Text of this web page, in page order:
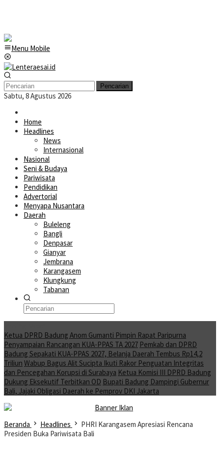
Menu Mobile
Pencarian
Sabtu, 8 Agustus 2026
Home
Headlines
News
Internasional
Nasional
Seni & Budaya
Pariwisata
Pendidikan
Advertorial
Menyapa Nusantara
Daerah
Buleleng
Bangli
Denpasar
Gianyar
Jembrana
Karangasem
Klungkung
Tabanan
Ketua DPRD Badung Anom Gumanti Pimpin Rapat Paripurna
Penyampaian Rancangan KUA-PPAS TA 2027 Pemkab dan DPRD
Badung Sepakati KUA-PPAS 2027, Belanja Daerah Tembus Rp14,2
Triliun Wabup Bagus Alit Sucipta Ikuti Rakor Penguatan Integritas
dan Pencegahan Korupsi di Surabaya Ketua Komisi III DPRD Badung
Dukung Eksekutif Terbitkan OD Bupati Badung Dampingi Gubernur
Bali, Jajaki Obligasi Daerah ke Pemprov DKI Jakarta
Beranda Headlines
PHRI Karangasem Apresiasi Rencana
Presiden Buka Pariwisata Bali